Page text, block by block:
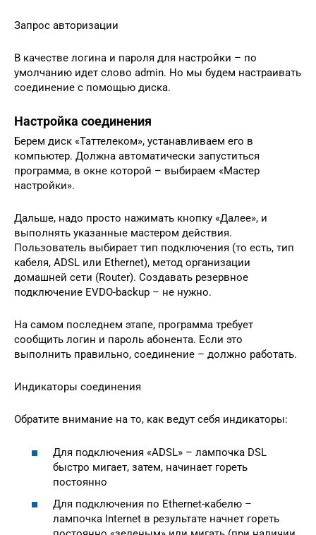
Запрос авторизации
В качестве логина и пароля для настройки – по
умолчанию идет слово admin. Но мы будем настраивать
соединение с помощью диска.
Настройка соединения
Берем диск «Таттелеком», устанавливаем его в
компьютер. Должна автоматически запуститься
программа, в окне которой – выбираем «Мастер
настройки».
Дальше, надо просто нажимать кнопку «Далее», и
выполнять указанные мастером действия.
Пользователь выбирает тип подключения (то есть, тип
кабеля, ADSL или Ethernet), метод организации
домашней сети (Router). Создавать резервное
подключение EVDO-backup – не нужно.
На самом последнем этапе, программа требует
сообщить логин и пароль абонента. Если это
выполнить правильно, соединение – должно работать.
Индикаторы соединения
Обратите внимание на то, как ведут себя индикаторы:
Для подключения «ADSL» – лампочка DSL
быстро мигает, затем, начинает гореть
постоянно
Для подключения по Ethernet-кабелю –
лампочка Internet в результате начнет гореть